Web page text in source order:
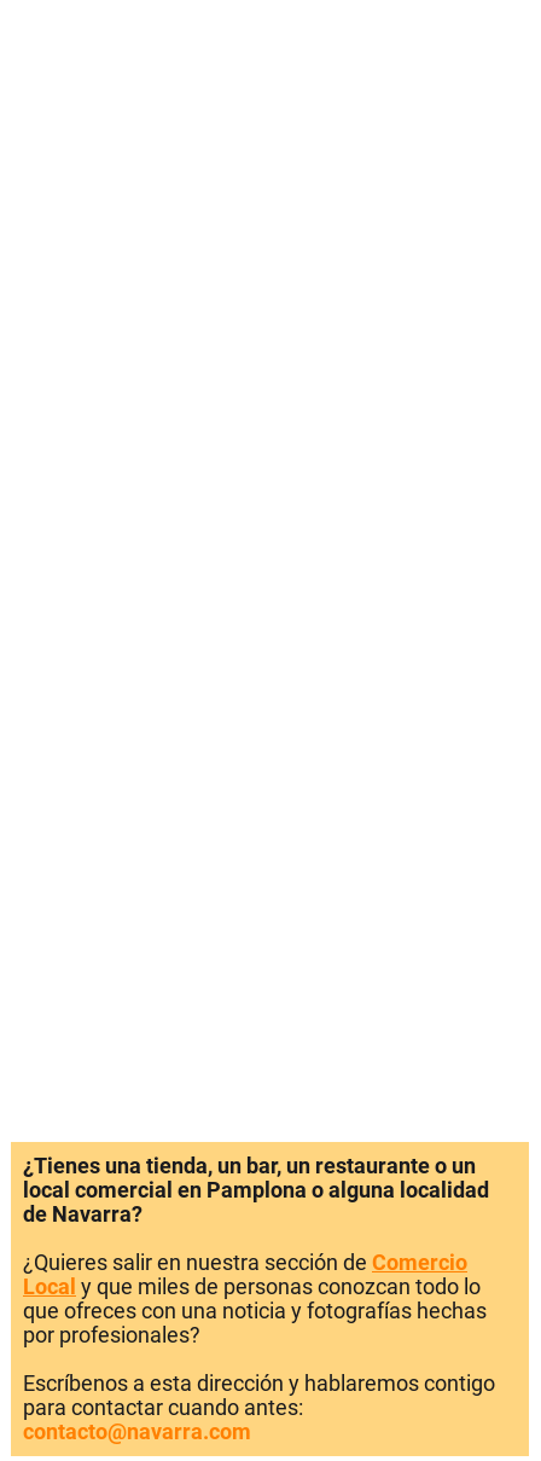
¿Tienes una tienda, un bar, un restaurante o un
local comercial en Pamplona o alguna localidad
de Navarra?
¿Quieres salir en nuestra sección de Comercio
Local y que miles de personas conozcan todo lo
que ofreces con una noticia y fotografías hechas
por profesionales?
Escríbenos a esta dirección y hablaremos contigo
para contactar cuando antes:
contacto@navarra.com